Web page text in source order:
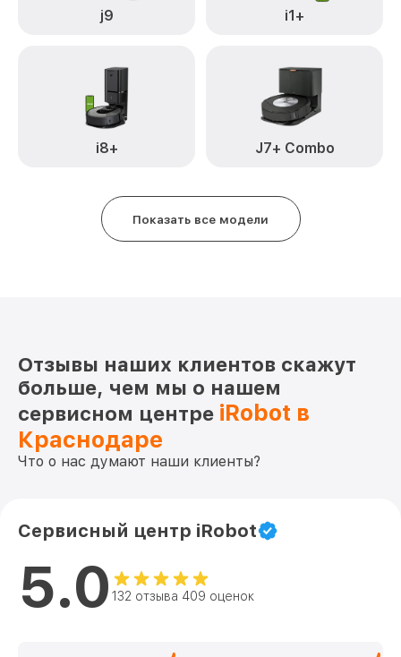
j9 i1+
i8+ J7+ Combo
Показать все модели
Отзывы наших клиентов скажут
больше, чем мы о нашем
сервисном центре iRobot в
Краснодаре
Что о нас думают наши клиенты?
Сервисный центр iRobot
5.0 132 отзыва 409 оценок